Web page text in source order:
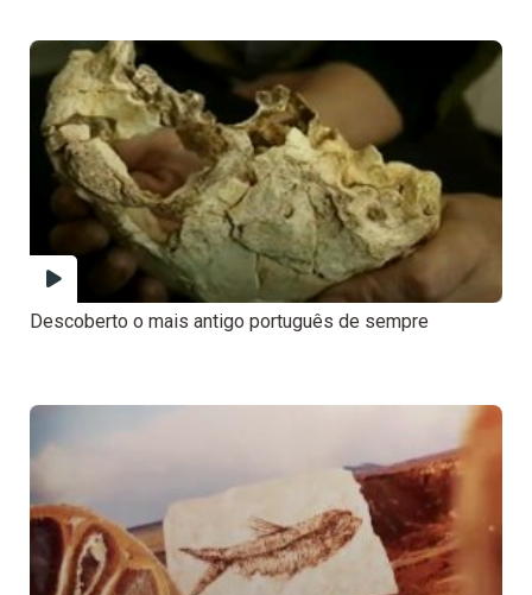
Descoberto o mais antigo português de sempre